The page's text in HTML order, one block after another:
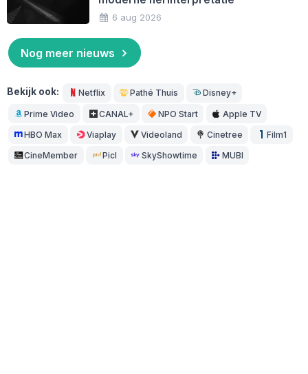
6 aug 2026
Nog meer nieuws
Bekijk ook: Netflix Pathé Thuis Disney+
Prime Video CANAL+ NPO Start Apple TV
HBO Max Viaplay Videoland Cinetree Film1
CineMember Picl SkyShowtime MUBI